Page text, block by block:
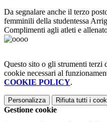
Da segnalare anche il terzo
femminili della studentessa
Complimenti agli atleti e
Questo sito o gli strumenti terzi
cookie necessari al
COOKIE POLICY.
Personalizza Rifiuta tutti i
Gestione cookie